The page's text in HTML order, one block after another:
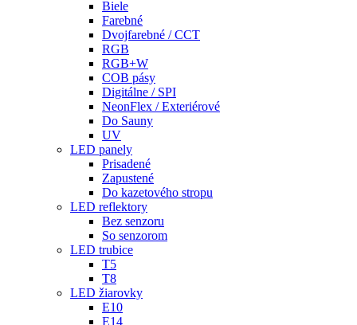
Biele
Farebné
Dvojfarebné / CCT
RGB
RGB+W
COB pásy
Digitálne / SPI
NeonFlex / Exteriérové
Do Sauny
UV
LED panely
Prisadené
Zapustené
Do kazetového stropu
LED reflektory
Bez senzoru
So senzorom
LED trubice
T5
T8
LED žiarovky
E10
E14